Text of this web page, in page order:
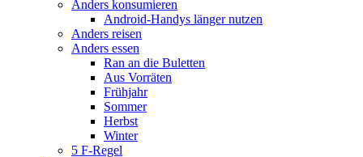
Anders konsumieren
Android-Handys länger nutzen
Anders reisen
Anders essen
Ran an die Buletten
Aus Vorräten
Frühjahr
Sommer
Herbst
Winter
5 F-Regel